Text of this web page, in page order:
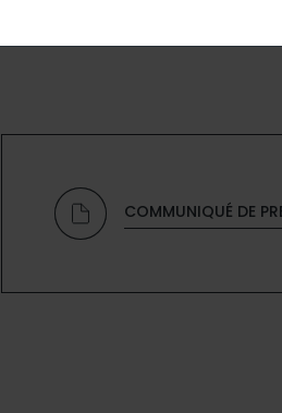
COMMUNIQUÉ DE